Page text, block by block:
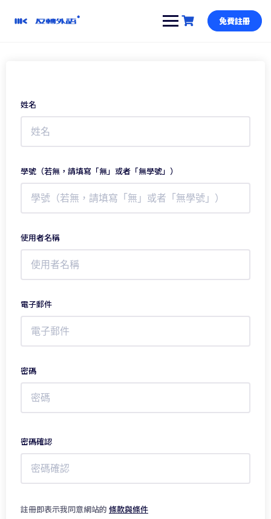
免費註冊
姓名
學號（若無，請填寫「無」或者「無學號」）
使用者名稱
電子郵件
密碼
密碼確認
註冊即表示我同意網站的 條款與條件